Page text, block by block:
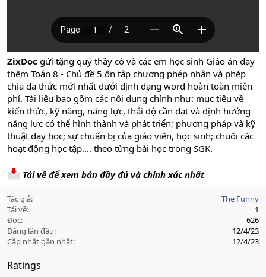
ZixDoc gửi tặng quý thầy cô và các em học sinh Giáo án dạy
thêm Toán 8 - Chủ đề 5 ôn tập chương phép nhân và phép
chia đa thức mới nhất dưới định dạng word hoàn toàn miễn
phí. Tài liệu bao gồm các nội dung chính như: mục tiêu về
kiến thức, kỹ năng, năng lực, thái độ cần đạt và định hướng
năng lực có thể hình thành và phát triển; phương pháp và kỹ
thuật dạy học; sự chuẩn bị của giáo viên, học sinh; chuỗi các
hoạt động học tập.... theo từng bài học trong SGK.
Tải về để xem bản đầy đủ và chính xác nhất
Tác giả
The Funny
Tải về
1
Đọc
626
Đăng lần đầu
12/4/23
Cập nhật gần nhất
12/4/23
Ratings